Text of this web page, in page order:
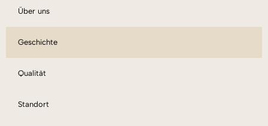
Über uns
Geschichte
Qualität
Standort